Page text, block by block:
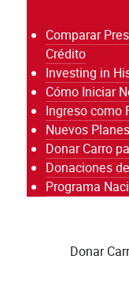
Comparar
Crédito
Investing in
Cómo Iniciar
Ingreso como
Nuevos
Donar Carro
Donaciones
Programa
Donar